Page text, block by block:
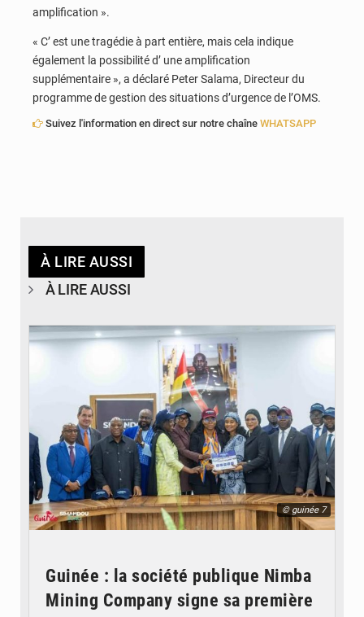
amplification ».
« C’ est une tragédie à part entière, mais cela indique
également la possibilité d’ une amplification
supplémentaire », a déclaré Peter Salama, Directeur du
programme de gestion des situations d’urgence de l’OMS.
Suivez l'information en direct sur notre chaîne WHATSAPP
À LIRE AUSSI
À LIRE AUSSI
© guinée 7
Guinée : la société publique Nimba
Mining Company signe sa première